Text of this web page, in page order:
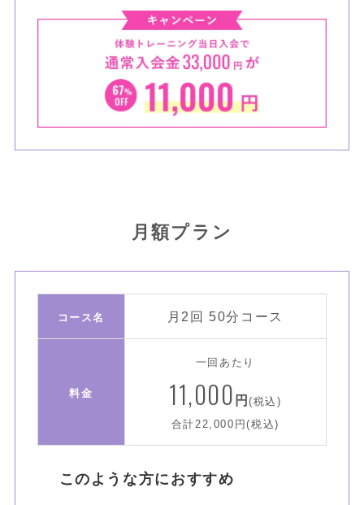
月額プラン
コース名 月2回 50分コース
料金
一回あたり
11,000 円(税込)
合計22,000円(税込)
このような方におすすめ